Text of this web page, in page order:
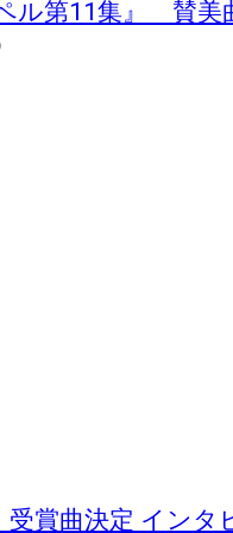
第11集』 賛美
賞曲決定 インタ